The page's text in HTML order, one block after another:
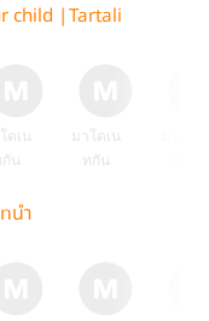
child |Tartali
ดเน
กัน
มาโดเน
ทกัน
นำ